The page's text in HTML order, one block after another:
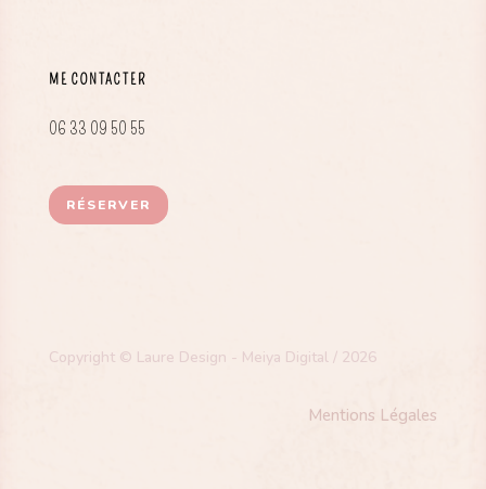
ME CONTACTER
06 33 09 50 55
RÉSERVER
Copyright © Laure Design - Meiya Digital / 2026
Mentions Légales